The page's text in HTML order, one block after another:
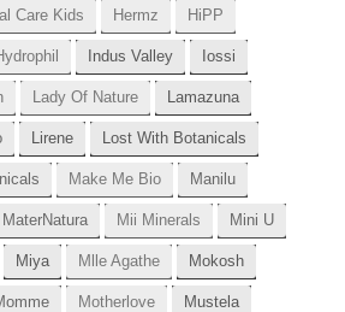
Care Kids Hermz HiPP
Indus Valley Iossi
Lady Of Nature Lamazuna
Lirene Lost With Botanicals
Make Me Bio Manilu
MaterNatura Mii Minerals Mini U
Miya Mlle Agathe Mokosh
Motherlove Mustela